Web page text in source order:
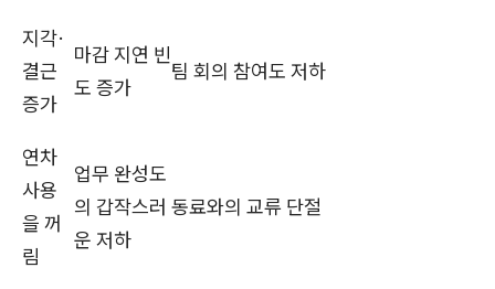
지각·
결근
증가
마감 지연 빈
도 증가
팀 회의 참여도 저하
연차
사용
을 꺼
림
업무 완성도
의 갑작스러
운 저하
동료와의 교류 단절